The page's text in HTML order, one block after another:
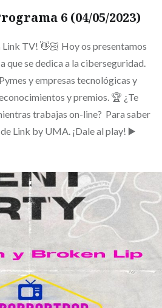
6 (04/05/2023)
Link TV! 👋🏻 Hoy os presentamos
que se dedica a la ciberseguridad.
y empresas tecnológicas y
y premios. 🏆 ¿Te
trabajas on-line? Para saber
Link by UMA. ¡Dale al play! ▶️